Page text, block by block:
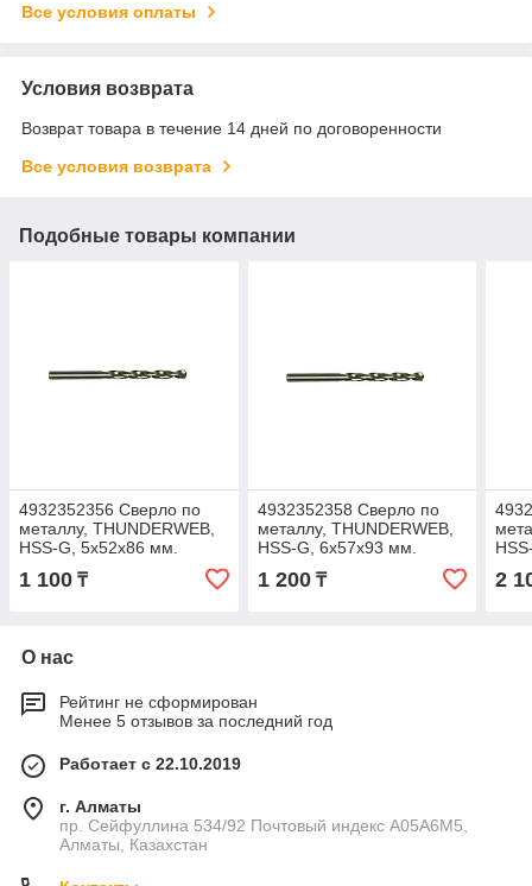
Все условия оплаты
Условия возврата
Возврат товара в течение 14 дней по договоренности
Все условия возврата
Подобные товары компании
4932352356 Сверло по
металлу, THUNDERWEB,
HSS-G, 5x52x86 мм.
1 100 ₸
4932352358 Сверло по
металлу, THUNDERWEB,
HSS-G, 6x57x93 мм.
1 200₸ 2
О нас
Рейтинг не сформирован
Менее 5 отзывов за последний год
Работает с 22.10.2019
г. Алматы
пр. Сейфуллина 534/92 Почтовый индекс A05A6M5,
Алматы, Казахстан